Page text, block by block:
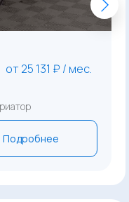
от 25 131 ₽ / мес.
Подробнее